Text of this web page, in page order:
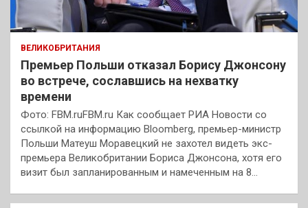
ВЕЛИКОБРИТАНИЯ
Премьер Польши отказал Борису Джонсону
во встрече, сославшись на нехватку
времени
Фото: FBM.ruFBM.ru Как сообщает РИА Новости со
ссылкой на информацию Bloomberg, премьер-министр
Польши Матеуш Моравецкий не захотел видеть экс-
премьера Великобритании Бориса Джонсона, хотя его
визит был запланированным и намеченным на 8…